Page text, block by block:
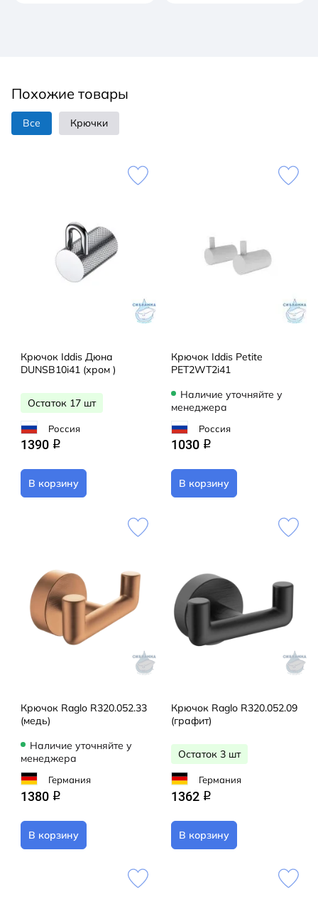
Похожие товары
Все Крючки
Крючок Iddis Дюна
DUNSB10i41 (хром )
Остаток 17 шт
Россия
1390 q
В корзину
Крючок Iddis Petite
PET2WT2i41
Наличие уточняйте у
менеджера
Россия
1030 q
В корзину
Крючок Raglo R320.052.33
(медь)
Наличие уточняйте у
менеджера
Германия
1380 q
В корзину
Крючок Raglo R320.052.09
(графит)
Остаток 3 шт
Германия
1362 q
В корзину